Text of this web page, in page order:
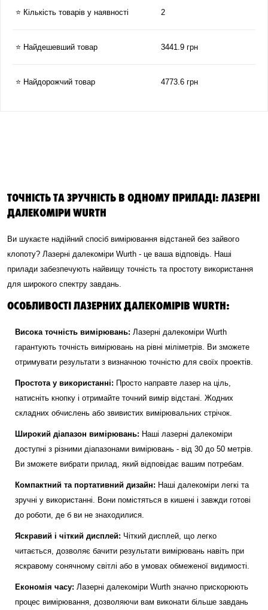
⭐ Кількість товарів у наявності 2
⭐ Найдешевший товар 3441.9 грн
⭐ Найдорожчий товар 4773.6 грн
ТОЧНІСТЬ ТА ЗРУЧНІСТЬ В ОДНОМУ ПРИЛАДІ: ЛАЗЕРНІ
ДАЛЕКОМІРИ WURTH
Ви шукаєте надійний спосіб вимірювання відстаней без зайвого
клопоту? Лазерні далекоміри Wurth - це ваша відповідь. Наші
прилади забезпечують найвищу точність та простоту використання
для широкого спектру завдань.
ОСОБЛИВОСТІ ЛАЗЕРНИХ ДАЛЕКОМІРІВ WURTH:
Висока точність вимірювань: Лазерні далекоміри Wurth
гарантують точність вимірювань на рівні міліметрів. Ви зможете
отримувати результати з визначною точністю для своїх проектів.
Простота у використанні: Просто направте лазер на ціль,
натисніть кнопку і отримайте точний вимір відстані. Жодних
складних обчислень або звивистих вимірювальних стрічок.
Широкий діапазон вимірювань: Наші лазерні далекоміри
доступні з різними діапазонами вимірювань - від 30 до 50 метрів.
Ви зможете вибрати прилад, який відповідає вашим потребам.
Компактний та портативний дизайн: Наші далекоміри легкі та
зручні у використанні. Вони помістяться в кишені і завжди готові
до роботи, де б ви не знаходилися.
Яскравий і чіткий дисплей: Чіткий дисплей, що легко
читається, дозволяє бачити результати вимірювань навіть при
яскравому сонячному світлі або в умовах обмеженої видимості.
Економія часу: Лазерні далекоміри Wurth значно прискорюють
процес вимірювання, дозволяючи вам виконати більше завдань